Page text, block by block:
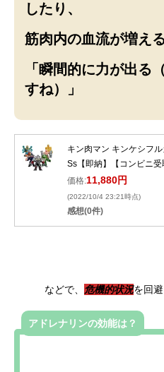
したり、
筋肉内の血流が増え
「瞬間的に力が出る
すね）」
キン肉マン キンケシフ
Ss【即納】【コンビニ受
価格:11,880円
(2022/10/4 23:21時点)
感想(0件)
などで、 危機的状況を回
アドレナリンの効能は？